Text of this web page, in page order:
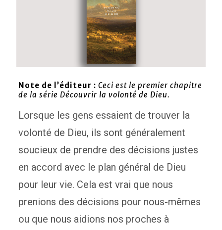
Note de l’éditeur : Ceci est le premier chapitre
de la série Découvrir la volonté de Dieu.
Lorsque les gens essaient de trouver la
volonté de Dieu, ils sont généralement
soucieux de prendre des décisions justes
en accord avec le plan général de Dieu
pour leur vie. Cela est vrai que nous
prenions des décisions pour nous-mêmes
ou que nous aidions nos proches à